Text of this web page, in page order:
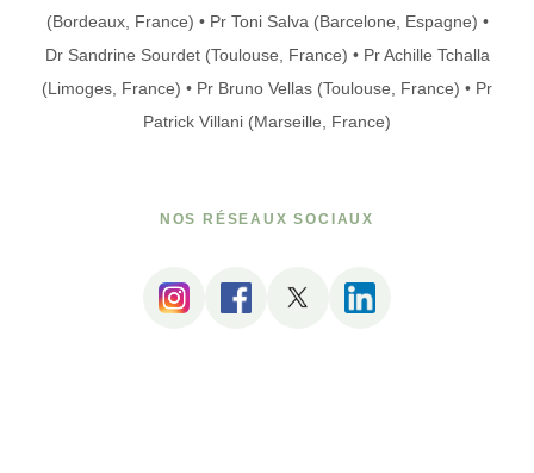
(Bordeaux, France) • Pr Toni Salva (Barcelone, Espagne) •
Dr Sandrine Sourdet (Toulouse, France) • Pr Achille Tchalla
(Limoges, France) • Pr Bruno Vellas (Toulouse, France) • Pr
Patrick Villani (Marseille, France)
NOS RÉSEAUX SOCIAUX